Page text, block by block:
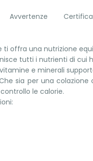
Avvertenze
offra una nutrizione
tutti i nutrienti di cui
e minerali
sia per una
le calorie.